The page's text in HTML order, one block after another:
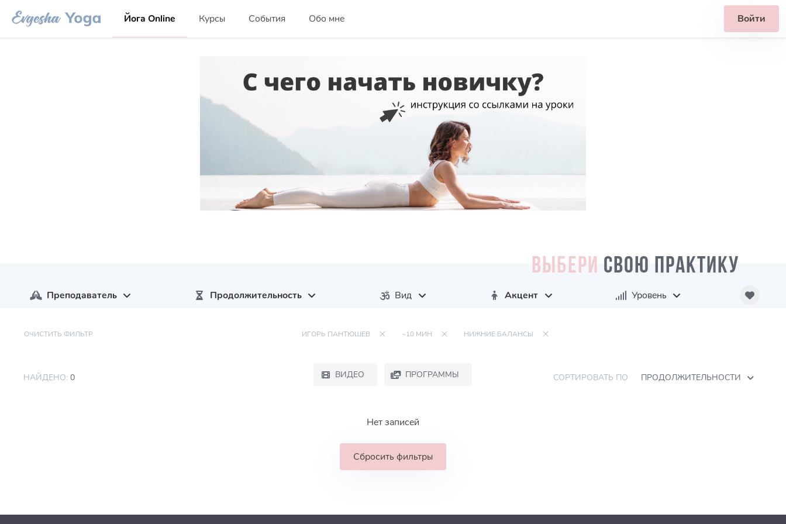
Йога Online Курсы События Обо мне Войти
ВЫБЕРИ СВОЮ ПРАКТИКУ
Преподаватель Продолжительность Вид Акцент Уровень
ОЧИСТИТЬ ФИЛЬТР ИГОРЬ ПАНТЮШЕВ ~10 МИН НИЖНИЕ БАЛАНСЫ
НАЙДЕНО: 0 ВИДЕО ПРОГРАММЫ СОРТИРОВАТЬ ПО ПРОДОЛЖИТЕЛЬНОСТИ
Нет записей
Сбросить фильтры